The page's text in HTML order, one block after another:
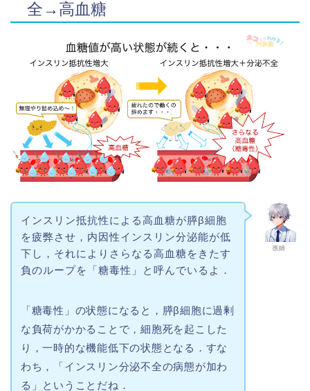
全→高血糖
医師
インスリン抵抗性による高血糖が膵β細胞
を疲弊させ，内因性インスリン分泌能が低
下し，それによりさらなる高血糖をきたす
負のループを「糖毒性」と呼んでいるよ．
「糖毒性」の状態になると，膵β細胞に過剰
な負荷がかかることで，細胞死を起こした
り，一時的な機能低下の状態となる．すな
わち，「インスリン分泌不全の病態が加わ
る」ということだね．